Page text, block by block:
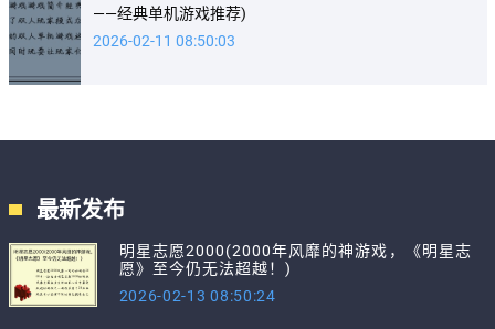
——经典单机游戏推荐)
2026-02-11 08:50:03
最新发布
明星志愿2000(2000年风靡的神游戏，《明星志
愿》至今仍无法超越！)
2026-02-13 08:50:24